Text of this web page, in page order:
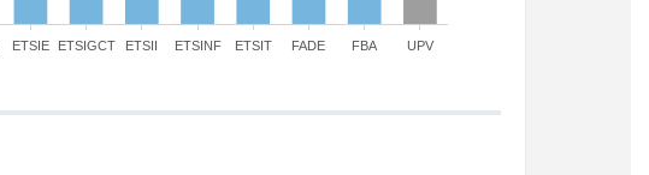
ETSIE ETSIGCT ETSII ETSINF ETSIT FADE FBA UPV